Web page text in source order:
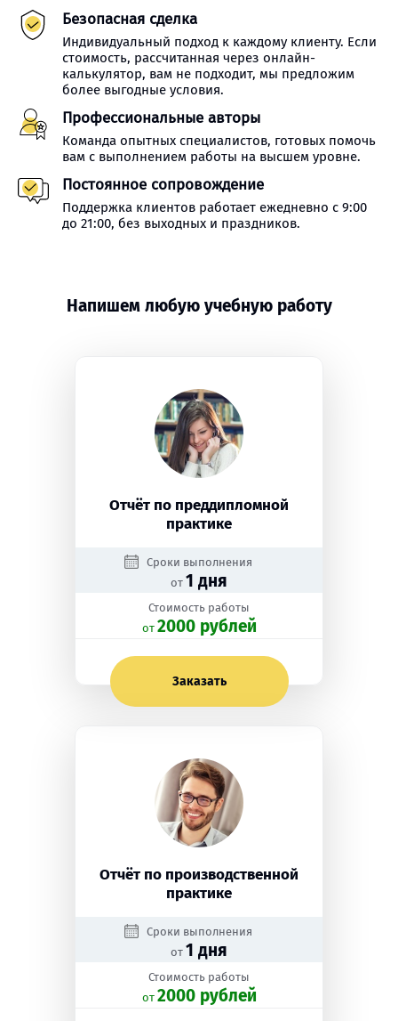
Безопасная сделка
Индивидуальный подход к каждому клиенту. Если
стоимость, рассчитанная через онлайн-
калькулятор, вам не подходит, мы предложим
более выгодные условия.
Профессиональные авторы
Команда опытных специалистов, готовых помочь
вам с выполнением работы на высшем уровне.
Постоянное сопровождение
Поддержка клиентов работает ежедневно с 9:00
до 21:00, без выходных и праздников.
Напишем любую учебную работу
Отчёт по преддипломной
практике
Сроки выполнения
от 1 дня
Стоимость работы
oт 2000 рублей
Заказать
Отчёт по производственной
практике
Сроки выполнения
от 1 дня
Стоимость работы
oт 2000 рублей